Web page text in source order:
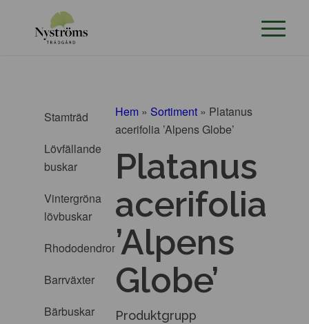
Stamträd
Lövfällande
buskar
Vintergröna
lövbuskar
Rhododendron
Barrväxter
Bärbuskar
Hem » Sortiment » Platanus
acerifolia ’Alpens Globe’
Platanus
acerifolia
’Alpens
Globe’
Produktgrupp